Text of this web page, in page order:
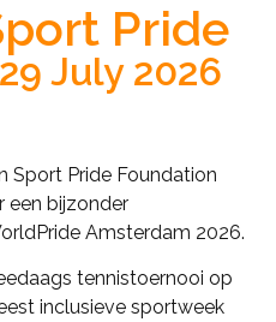
Pride
July 2026
Sport Pride Foundation
een bijzonder
Amsterdam 2026.
tennistoernooi op
inclusieve sportweek